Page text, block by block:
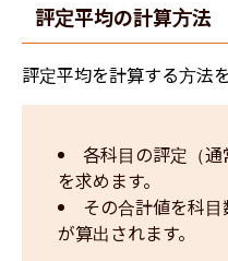
評定平均の計算方法
評定平均を計算する方法
各科目の評定（
を求めます。
その合計値を科
が算出されます。